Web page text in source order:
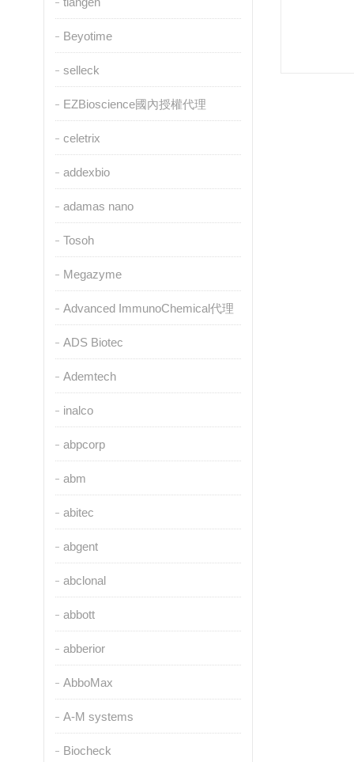
Beyotime
selleck
EZBioscience國內授權代理
celetrix
addexbio
adamas nano
Tosoh
Megazyme
Advanced ImmunoChemical代理
ADS Biotec
Ademtech
inalco
abpcorp
abm
abitec
abgent
abclonal
abbott
abberior
AbboMax
A-M systems
Biocheck